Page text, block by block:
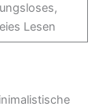
Lesen